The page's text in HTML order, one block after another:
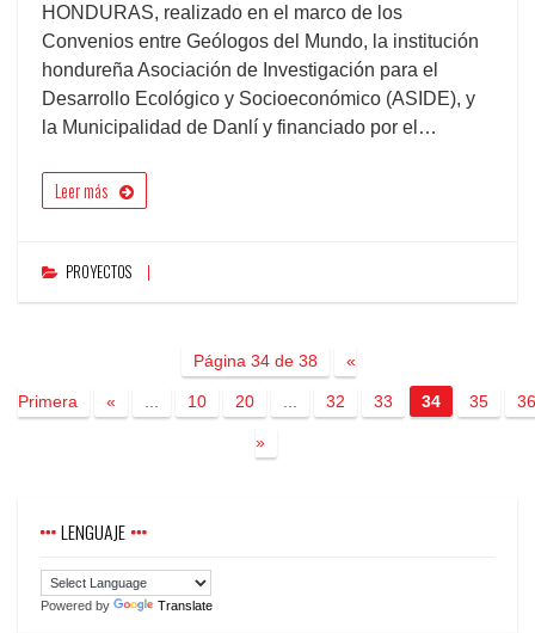
HONDURAS, realizado en el marco de los
Convenios entre Geólogos del Mundo, la institución
hondureña Asociación de Investigación para el
Desarrollo Ecológico y Socioeconómico (ASIDE), y
la Municipalidad de Danlí y financiado por el…
Leer más
PROYECTOS
Página 34 de 38 «
Primera « 10 20 32 33 34 35 36
»
LENGUAJE
Powered by Translate